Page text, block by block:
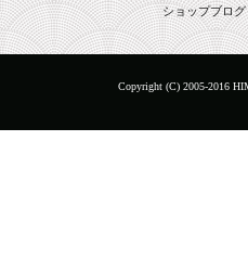
ショップブログ
Copyright (C) 2005-2016